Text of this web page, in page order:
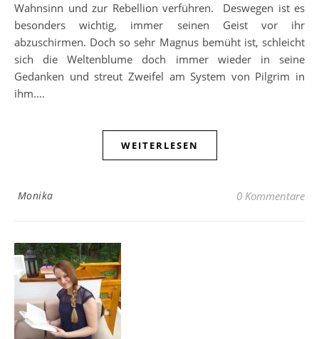
Wahnsinn und zur Rebellion verführen. Deswegen ist es
besonders wichtig, immer seinen Geist vor ihr
abzuschirmen. Doch so sehr Magnus bemüht ist, schleicht
sich die Weltenblume doch immer wieder in seine
Gedanken und streut Zweifel am System von Pilgrim in
ihm.…
WEITERLESEN
Monika 0 Kommentare